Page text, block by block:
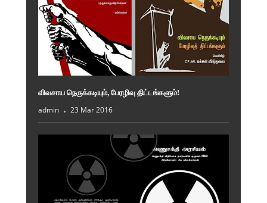
விவசாய நெருக்கடியும், பேரழிவு திட்டங்களும்!
admin 23 Mar 2016